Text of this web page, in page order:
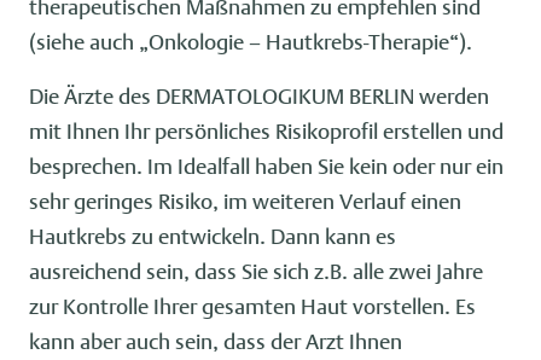
therapeutischen Maßnahmen zu empfehlen sind
(siehe auch „Onkologie – Hautkrebs-Therapie“).
Die Ärzte des DERMATOLOGIKUM BERLIN werden
mit Ihnen Ihr persönliches Risikoprofil erstellen und
besprechen. Im Idealfall haben Sie kein oder nur ein
sehr geringes Risiko, im weiteren Verlauf einen
Hautkrebs zu entwickeln. Dann kann es
ausreichend sein, dass Sie sich z.B. alle zwei Jahre
zur Kontrolle Ihrer gesamten Haut vorstellen. Es
kann aber auch sein, dass der Arzt Ihnen